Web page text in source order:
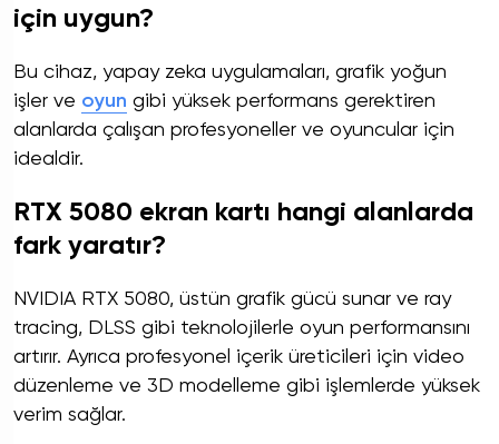
için uygun?
Bu cihaz, yapay zeka uygulamaları, grafik yoğun
işler ve oyun gibi yüksek performans gerektiren
alanlarda çalışan profesyoneller ve oyuncular için
idealdir.
RTX 5080 ekran kartı hangi alanlarda
fark yaratır?
NVIDIA RTX 5080, üstün grafik gücü sunar ve ray
tracing, DLSS gibi teknolojilerle oyun performansını
artırır. Ayrıca profesyonel içerik üreticileri için video
düzenleme ve 3D modelleme gibi işlemlerde yüksek
verim sağlar.